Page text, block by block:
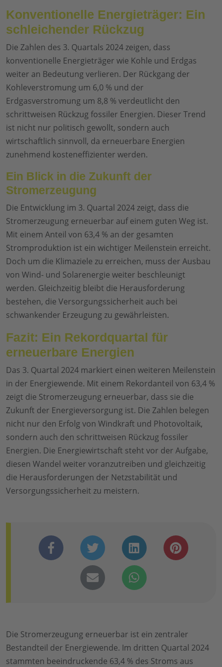
Konventionelle Energieträger: Ein
schleichender Rückzug
Die Zahlen des 3. Quartals 2024 zeigen, dass
konventionelle Energieträger wie Kohle und Erdgas
weiter an Bedeutung verlieren. Der Rückgang der
Kohleverstromung um 6,0 % und der
Erdgasverstromung um 8,8 % verdeutlicht den
schrittweisen Rückzug fossiler Energien. Dieser Trend
ist nicht nur politisch gewollt, sondern auch
wirtschaftlich sinnvoll, da erneuerbare Energien
zunehmend kosteneffizienter werden.
Ein Blick in die Zukunft der
Stromerzeugung
Die Entwicklung im 3. Quartal 2024 zeigt, dass die
Stromerzeugung erneuerbar auf einem guten Weg ist.
Mit einem Anteil von 63,4 % an der gesamten
Stromproduktion ist ein wichtiger Meilenstein erreicht.
Doch um die Klimaziele zu erreichen, muss der Ausbau
von Wind- und Solarenergie weiter beschleunigt
werden. Gleichzeitig bleibt die Herausforderung
bestehen, die Versorgungssicherheit auch bei
schwankender Erzeugung zu gewährleisten.
Fazit: Ein Rekordquartal für
erneuerbare Energien
Das 3. Quartal 2024 markiert einen weiteren Meilenstein
in der Energiewende. Mit einem Rekordanteil von 63,4 %
zeigt die Stromerzeugung erneuerbar, dass sie die
Zukunft der Energieversorgung ist. Die Zahlen belegen
nicht nur den Erfolg von Windkraft und Photovoltaik,
sondern auch den schrittweisen Rückzug fossiler
Energien. Die Energiewirtschaft steht vor der Aufgabe,
diesen Wandel weiter voranzutreiben und gleichzeitig
die Herausforderungen der Netzstabilität und
Versorgungssicherheit zu meistern.
Die Stromerzeugung erneuerbar ist ein zentraler
Bestandteil der Energiewende. Im dritten Quartal 2024
stammten beeindruckende 63,4 % des Stroms aus